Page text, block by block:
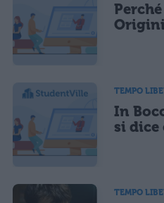
TEMPO
In
si dice
TEMPO